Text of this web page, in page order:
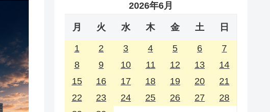
2026年6月
月 火 水 木 金 土 日
1 2 3 4 5 6
7
8
9 10 11 12 13
14
15
16 17 18 19 20
21
22
23 24 25 26 27
28